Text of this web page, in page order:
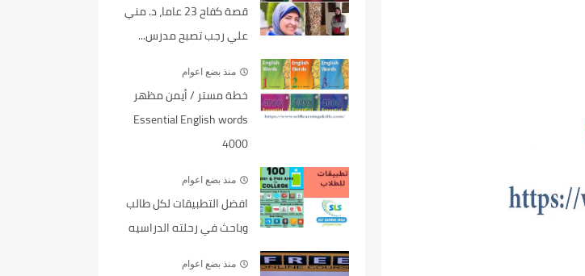
قصة كفاح 23 عاما، د. مني
علي رجب تصبح مدرس...
منذ بضع اعوام
خطة مستر / أيمن مظهر
Essential English words
4000
منذ بضع اعوام
افضل التطبيقات لكل طالب
وباحث في رحلته الدراسيه
منذ بضع اعوام